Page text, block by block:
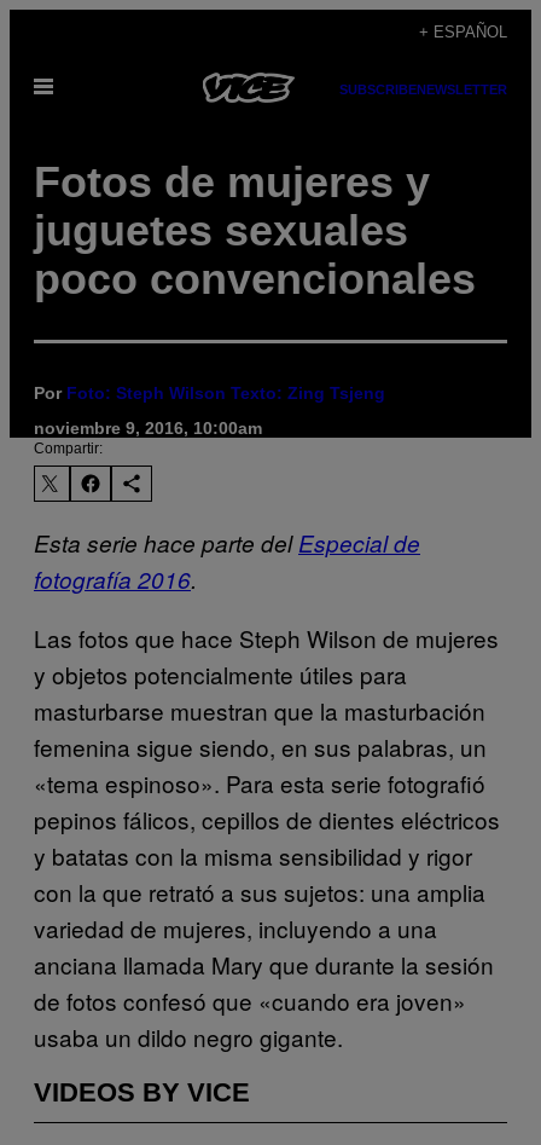
contenido
+ ESPAÑOL
Abrir
SUBSCRIBENEWSLETTER
Fotos de mujeres y
juguetes sexuales
poco convencionales
Por Foto: Steph Wilson Texto: Zing Tsjeng
noviembre 9, 2016, 10:00am
Compartir:
Esta serie hace parte delEspecial de
fotografía 2016.
Las fotos que hace Steph Wilson de mujeres
y objetos potencialmente útiles para
masturbarse muestran que la masturbación
femenina sigue siendo, en sus palabras, un
«tema espinoso». Para esta serie fotografió
pepinos fálicos, cepillos de dientes eléctricos
y batatas con la misma sensibilidad y rigor
con la que retrató a sus sujetos: una amplia
variedad de mujeres, incluyendo a una
anciana llamada Mary que durante la sesión
de fotos confesó que «cuando era joven»
usaba un dildo negro gigante.
VIDEOS BY VICE